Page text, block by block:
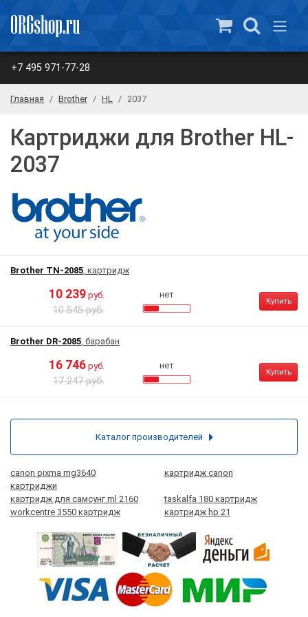
+7 495 971-77-28
Главная Brother HL 2037
Картриджи для Brother HL-
2037
Brother TN-2085, картридж
10 239 руб.
10 545 руб.
нет
Купить
Brother DR-2085, барабан
16 746 руб.
17 247 руб.
нет
Купить
canon pixma mg3640
картриджи
картридж canon
картридж для самсунг ml 2160
taskalfa 180 картридж
workcentre 3550 картридж
картридж hp 21